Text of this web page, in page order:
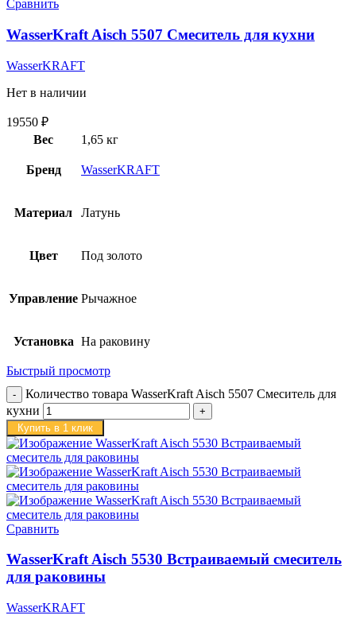
Сравнить
WasserKraft Aisch 5507 Смеситель для кухни
WasserKRAFT
Нет в наличии
19550 ₽
Вес
1,65 кг
Бренд WasserKRAFT
Материал Латунь
Цвет Под золото
Управление Рычажное
Установка На раковину
Быстрый просмотр
Количество товара WasserKraft Aisch 5507 Смеситель для
кухни
Купить в 1 клик
Сравнить
WasserKraft Aisch 5530 Встраиваемый смеситель
для раковины
WasserKRAFT